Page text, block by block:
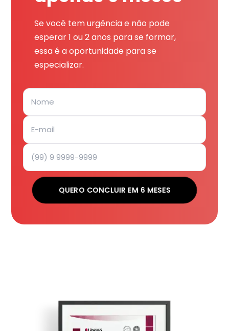
Se você tem urgência e não pode
esperar 1 ou 2 anos para se formar,
essa é a oportunidade para se
especializar.
QUERO CONCLUIR EM 6 MESES